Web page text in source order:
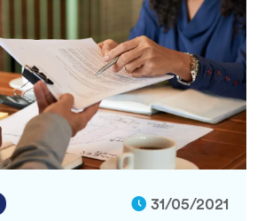
31/05/2021